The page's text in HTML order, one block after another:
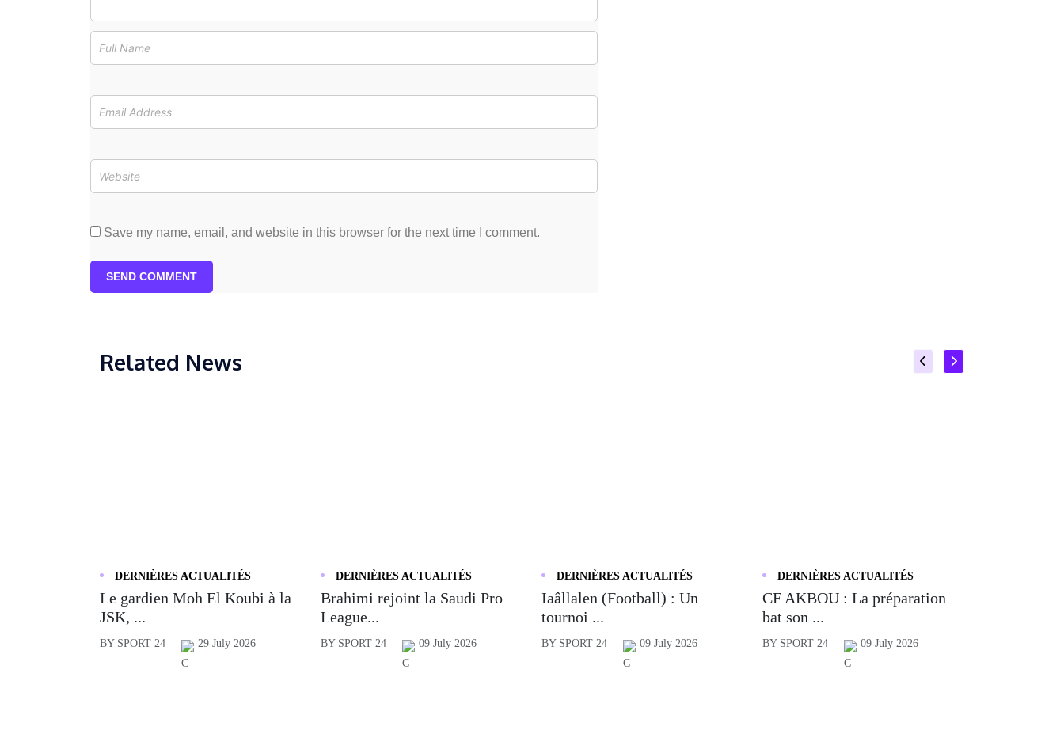
Save my name, email, and website in this browser for the next time I comment.
SEND COMMENT
Related News
DERNIÈRES ACTUALITÉS
Le gardien Moh El Koubi à la
JSK, ...
BY SPORT 24 29 July 2026
DERNIÈRES ACTUALITÉS
Brahimi rejoint la Saudi Pro
League...
BY SPORT 24 09 July 2026
DERNIÈRES ACTUALITÉS
Iaâllalen (Football) : Un
tournoi ...
BY SPORT 24 09 July 2026
DERNIÈRES ACTUALITÉS
CF AKBOU : La préparation
bat son ...
BY SPORT 24 09 July 2026